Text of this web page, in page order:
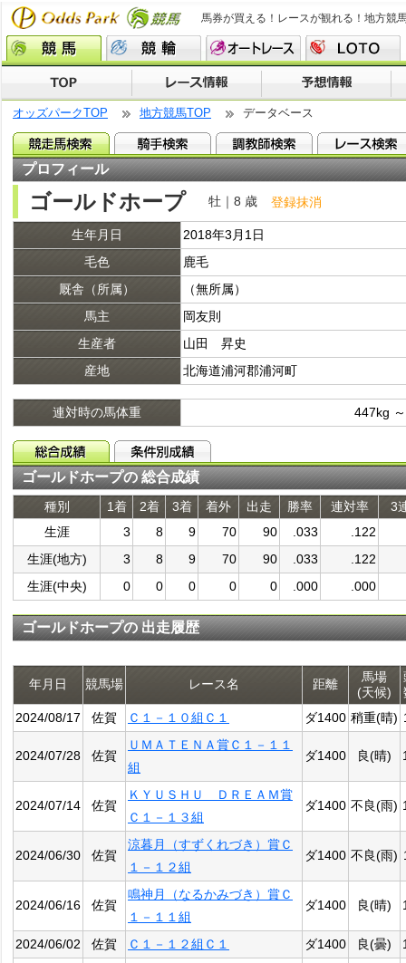
馬券が買える！レースが観れる！地方競
オッズパークTOP 地方競馬TOP データベース
プロフィール
ゴールドホープ 牡｜8 歳 登録抹消
生年月日
2018年3月1日
毛色
鹿毛
厩舎（所属）
（無所属）
馬主
岡友則
生産者
山田 昇史
産地
北海道浦河郡浦河町
連対時の馬体重 447kg
ゴールドホープの 総合成績
種別 1着 2着 3着 着外 出走 勝率 連対率
3
生涯
3 8 9 70 90 .033
.122
生涯(地方)
3 8 9 70 90 .033
.122
生涯(中央)
0 0 0 0 0 .000 .000
ゴールドホープの 出走履歴
年月日 競馬場 レース名 距離
馬場
(天候)
2024/08/17
佐賀 Ｃ１－１０組Ｃ１ ダ1400 稍重(晴)
2024/07/28 佐賀
ＵＭＡＴＥＮＡ賞Ｃ１－１１
組
ダ1400 良(晴)
2024/07/14 佐賀
ＫＹＵＳＨＵ ＤＲＥＡＭ賞
Ｃ１－１３組
ダ1400 不良(雨)
2024/06/30 佐賀
涼暮月（すずくれづき）賞Ｃ
１－１２組
ダ1400 不良(雨)
2024/06/16 佐賀
鳴神月（なるかみづき）賞Ｃ
１－１１組
ダ1400 良(晴)
2024/06/02 佐賀 Ｃ１－１２組Ｃ１ ダ1400 良(曇)